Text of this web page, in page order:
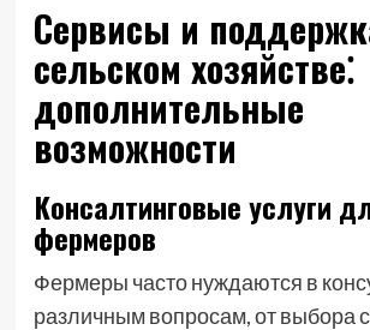
Сервисы и
сельском хозяйстве⁚
дополнительные
возможности
Консалтинговые услуги
фермеров
Фермеры часто нуждаются в
различным вопросам, от выбора